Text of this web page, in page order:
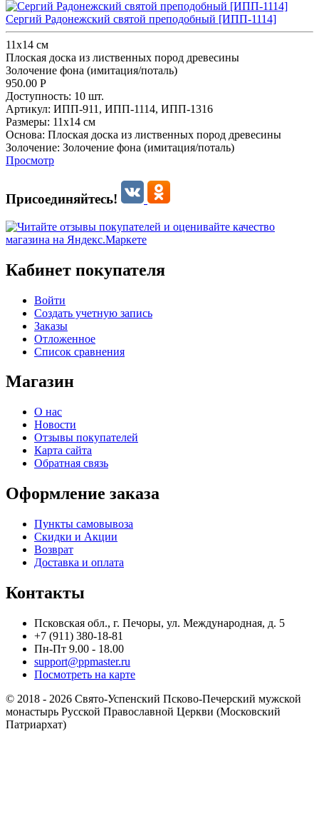
Сергий Радонежский святой преподобный [ИПП-1114]
11х14 см
Плоская доска из лиственных пород древесины
Золочение фона (имитация/поталь)
950.00 Р
Доступность: 10 шт.
Артикул: ИПП-911, ИПП-1114, ИПП-1316
Размеры: 11х14 см
Основа: Плоская доска из лиственных пород древесины
Золочение: Золочение фона (имитация/поталь)
Просмотр
Присоединяйтесь!
Кабинет покупателя
Войти
Создать учетную запись
Заказы
Отложенное
Список сравнения
Магазин
О нас
Новости
Отзывы покупателей
Карта сайта
Обратная связь
Оформление заказа
Пункты самовывоза
Скидки и Акции
Возврат
Доставка и оплата
Контакты
Псковская обл., г. Печоры, ул. Международная, д. 5
+7 (911) 380-18-81
Пн-Пт 9.00 - 18.00
support@ppmaster.ru
Посмотреть на карте
© 2018 - 2026 Свято-Успенский Псково-Печерский мужской
монастырь Русской Православной Церкви (Московский
Патриархат)